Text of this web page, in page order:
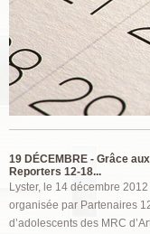
19 DÉCEMBRE - Grâce
Reporters 12-18...
Lyster, le 14 décembre
organisée par Partenaires
d’adolescents des MRC
Pages